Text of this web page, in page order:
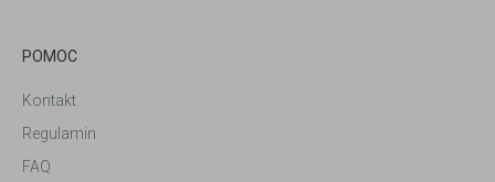
POMOC
Kontakt
Regulamin
FAQ